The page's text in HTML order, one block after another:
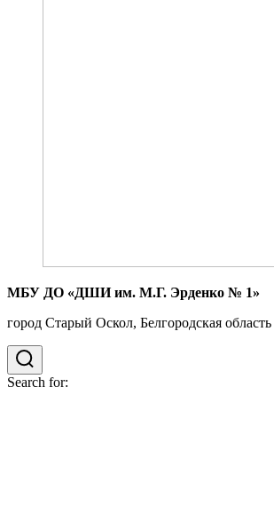
МБУ ДО «ДШИ им. М.Г. Эрденко № 1»
город Старый Оскол, Белгородская область
Search for: